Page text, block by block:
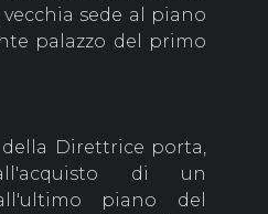
sede al piano
palazzo del primo
Direttrice porta,
di un
piano del